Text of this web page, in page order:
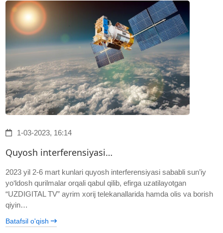
1-03-2023, 16:14
Quyosh interferensiyasi…
2023 yil 2-6 mart kunlari quyosh interferensiyasi sababli sun’iy
yo‘ldosh qurilmalar orqali qabul qilib, efirga uzatilayotgan
“UZDIGITAL TV” ayrim xorij telekanallarida hamda olis va borish
qiyin…
Batafsil o'qish